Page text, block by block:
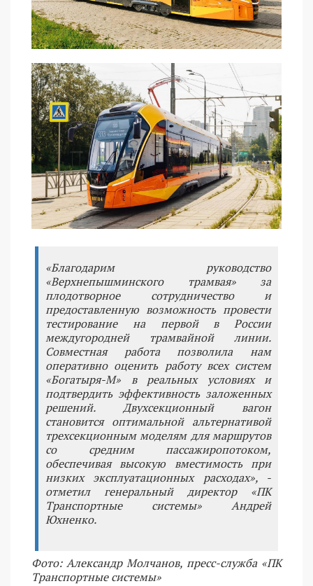
«Благодарим руководство
«Верхнепышминского трамвая» за
плодотворное сотрудничество и
предоставленную возможность провести
тестирование на первой в России
междугородней трамвайной линии.
Совместная работа позволила нам
оперативно оценить работу всех систем
«Богатыря-М» в реальных условиях и
подтвердить эффективность заложенных
решений. Двухсекционный вагон
становится оптимальной альтернативой
трехсекционным моделям для маршрутов
со средним пассажиропотоком,
обеспечивая высокую вместимость при
низких эксплуатационных расходах», -
отметил генеральный директор «ПК
Транспортные системы» Андрей
Юхненко.
Фото: Александр Молчанов, пресс-служба «ПК
Транспортные системы»